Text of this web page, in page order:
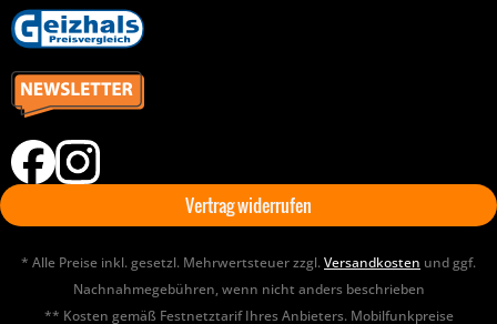
Vertrag widerrufen
* Alle Preise inkl. gesetzl. Mehrwertsteuer zzgl.Versandkosten und ggf.
Nachnahmegebühren, wenn nicht anders beschrieben
** Kosten gemäß Festnetztarif Ihres Anbieters. Mobilfunkpreise